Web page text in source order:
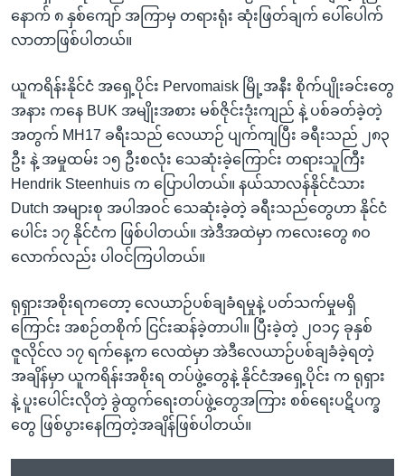
နောက် ၈ နှစ်ကျော် အကြာမှ တရားရုံး ဆုံးဖြတ်ချက် ပေါ်ပေါက်
လာတာဖြစ်ပါတယ်။
ယူကရိန်းနိုင်ငံ အရှေ့ပိုင်း Pervomaisk မြို့အနီး စိုက်ပျိုးခင်းတွေ
အနား ကနေ BUK အမျိုးအစား မစ်ဇိုင်းဒုံးကျည် နဲ့ ပစ်ခတ်ခဲ့တဲ့
အတွက် MH17 ခရီးသည် လေယာဉ် ပျက်ကျပြီး ခရီးသည် ၂၈၃
ဦး နဲ့ အမှုထမ်း ၁၅ ဦးစလုံး သေဆုံးခဲ့ကြောင်း တရားသူကြီး
Hendrik Steenhuis က ပြောပါတယ်။ နယ်သာလန်နိုင်ငံသား
Dutch အများစု အပါအဝင် သေဆုံးခဲ့တဲ့ ခရီးသည်တွေဟာ နိုင်ငံ
ပေါင်း ၁၇ နိုင်ငံက ဖြစ်ပါတယ်။ အဲဒီအထဲမှာ ကလေးတွေ ၈ဝ
လောက်လည်း ပါဝင်ကြပါတယ်။
ရုရှားအစိုးရကတော့ လေယာဉ်ပစ်ချခံရမှုနဲ့ ပတ်သက်မှုမရှိ
ကြောင်း အစဉ်တစိုက် ငြင်းဆန်ခဲ့တာပါ။ ပြီးခဲ့တဲ့ ၂ဝ၁၄ ခုနှစ်
ဇူလိုင်လ ၁၇ ရက်နေ့က လေထဲမှာ အဲဒီလေယာဉ်ပစ်ချခံခဲ့ရတဲ့
အချိန်မှာ ယူကရိန်းအစိုးရ တပ်ဖွဲ့တွေနဲ့ နိုင်ငံအရှေ့ပိုင်း က ရုရှား
နဲ့ ပူးပေါင်းလိုတဲ့ ခွဲထွက်ရေးတပ်ဖွဲ့တွေအကြား စစ်ရေးပဋိပက္ခ
တွေ ဖြစ်ပွားနေကြတဲ့အချိန်ဖြစ်ပါတယ်။